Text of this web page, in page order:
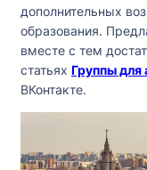
дополнительных
образования.
вместе с тем
статьях Группы для
ВКонтакте.